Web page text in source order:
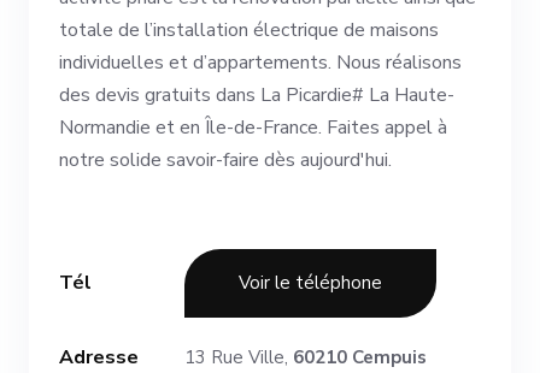
totale de l’installation électrique de maisons
individuelles et d’appartements. Nous réalisons
des devis gratuits dans La Picardie# La Haute-
Normandie et en Île-de-France. Faites appel à
notre solide savoir-faire dès aujourd'hui.
Tél Voir le téléphone
Adresse 13 Rue Ville, 60210 Cempuis